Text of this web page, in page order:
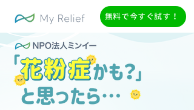
無料で今すぐ試す！